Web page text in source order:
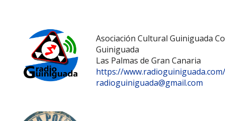
Asociación Cultural Guiniguada
Guiniguada
Las Palmas de Gran Canaria
https://www.radioguiniguada.com/
radioguiniguada@gmail.com